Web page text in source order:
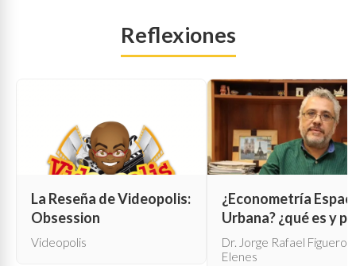
Reflexiones
La Reseña de Videopolis:
Obsession
Videopolis
¿Econometría
Urbana? ¿qué es y
qué sirve?
Dr. Jorge Rafael Figueroa
Elenes